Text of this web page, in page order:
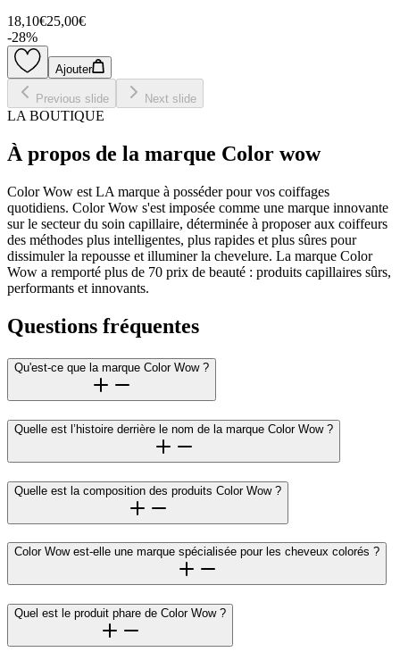
18,10€25,00€
-28%
Ajouter
Previous slide Next slide
LA BOUTIQUE
À propos de la marque Color wow
Color Wow est LA marque à posséder pour vos coiffages
quotidiens. Color Wow s'est imposée comme une marque innovante
sur le secteur du soin capillaire, déterminée à proposer aux coiffeurs
des méthodes plus intelligentes, plus rapides et plus sûres pour
dissimuler la repousse et illuminer la chevelure. La marque Color
Wow a remporté plus de 70 prix de beauté : produits capillaires sûrs,
performants et innovants.
Questions fréquentes
Qu'est-ce que la marque Color Wow ?
Quelle est l’histoire derrière le nom de la marque Color Wow ?
Quelle est la composition des produits Color Wow ?
Color Wow est-elle une marque spécialisée pour les cheveux colorés ?
Quel est le produit phare de Color Wow ?